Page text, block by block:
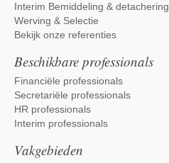
Interim Bemiddeling & detachering
Werving & Selectie
Bekijk onze referenties
Beschikbare professionals
Financiële professionals
Secretariële professionals
HR professionals
Interim professionals
Vakgebieden